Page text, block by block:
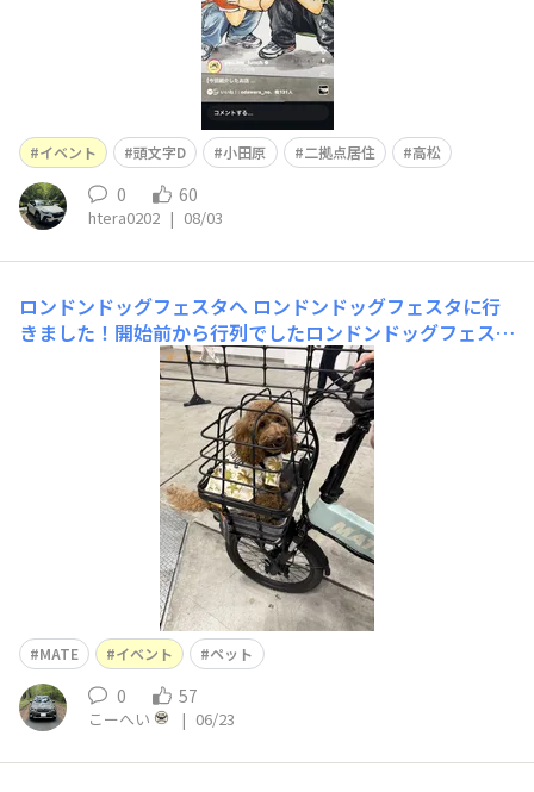
イベント 頭文字D 小田原 二拠点居住 高松
0 60
htera0202 | 08/03
ロンドンドッグフェスタへ ロンドンドッグフェスタに行
きました！開始前から行列でしたロンドンドッグフェスタ
の看板の前で記念撮影！背景が殺風景ですが、看板は本物
で後ろに人がたくさんいたので、AIで削除してもらいまし
た。MATEの試乗しました！うちの子だと少し狭そうなの
と尻尾出ちゃってますが、愛犬と自転車で走れるのは良い
MATE イベント ペット
0 57
こーへい | 06/23